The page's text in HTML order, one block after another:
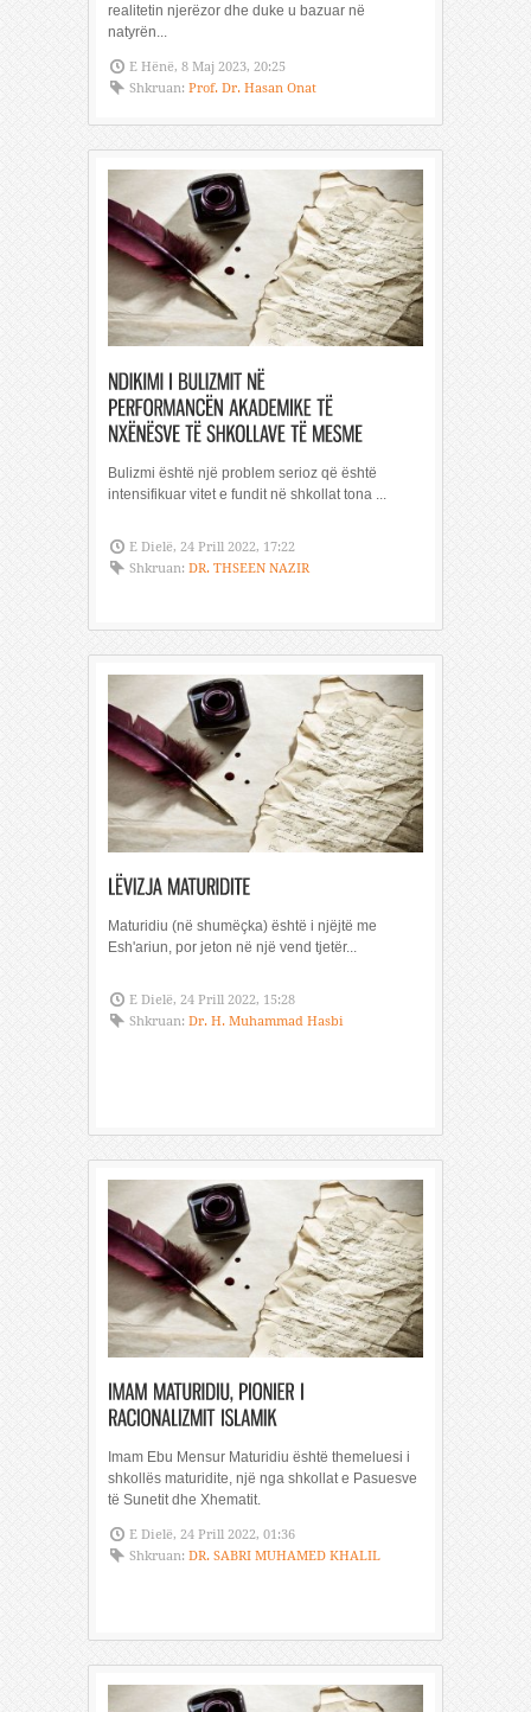
realitetin njerëzor dhe duke u bazuar në
natyrën...
E Hënë, 8 Maj 2023, 20:25
Shkruan: Prof. Dr. Hasan Onat
Bulizmi është një problem serioz që është
intensifikuar vitet e fundit në shkollat ​​tona ...
E Dielë, 24 Prill 2022, 17:22
Shkruan: DR. THSEEN NAZIR
Maturidiu (në shumëçka) është i njëjtë me
Esh'ariun, por jeton në një vend tjetër...
E Dielë, 24 Prill 2022, 15:28
Shkruan: Dr. H. Muhammad Hasbi
Imam Ebu Mensur Maturidiu është themeluesi i
shkollës maturidite, një nga shkollat e Pasuesve
të Sunetit dhe Xhematit.
E Dielë, 24 Prill 2022, 01:36
Shkruan: DR. SABRI MUHAMED KHALIL